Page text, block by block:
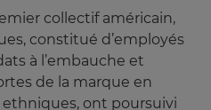
collectif américain,
constitué d’employés
à l’embauche et
de la marque en
ont poursuivi